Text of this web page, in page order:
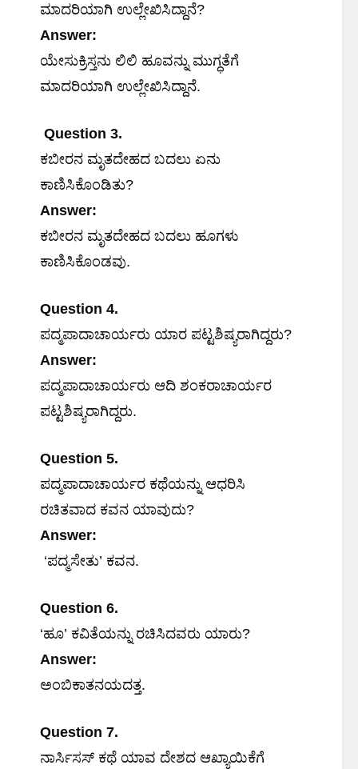
ಮಾದರಿಯಾಗಿ ಉಲ್ಲೇಖಿಸಿದ್ದಾನೆ?
Answer:
ಯೇಸುಕ್ರಿಸ್ತನು ಲಿಲಿ ಹೂವನ್ನು ಮುಗ್ಧತೆಗೆ
ಮಾದರಿಯಾಗಿ ಉಲ್ಲೇಖಿಸಿದ್ದಾನೆ.
Question 3.
ಕಬೀರನ ಮೃತದೇಹದ ಬದಲು ಏನು
ಕಾಣಿಸಿಕೊಂಡಿತು?
Answer:
ಕಬೀರನ ಮೃತದೇಹದ ಬದಲು ಹೂಗಳು
ಕಾಣಿಸಿಕೊಂಡವು.
Question 4.
ಪದ್ಮಪಾದಾಚಾರ್ಯರು ಯಾರ ಪಟ್ಟಶಿಷ್ಯರಾಗಿದ್ದರು?
Answer:
ಪದ್ಮಪಾದಾಚಾರ್ಯರು ಆದಿ ಶಂಕರಾಚಾರ್ಯರ
ಪಟ್ಟಶಿಷ್ಯರಾಗಿದ್ದರು.
Question 5.
ಪದ್ಮಪಾದಾಚಾರ್ಯರ ಕಥೆಯನ್ನು ಆಧರಿಸಿ
ರಚಿತವಾದ ಕವನ ಯಾವುದು?
Answer:
‘ಪದ್ಮಸೇತು’ ಕವನ.
Question 6.
‘ಹೂ’ ಕವಿತೆಯನ್ನು ರಚಿಸಿದವರು ಯಾರು?
Answer:
ಅಂಬಿಕಾತನಯದತ್ತ.
Question 7.
ನಾರ್ಸಿಸಸ್ ಕಥೆ ಯಾವ ದೇಶದ ಆಖ್ಯಾಯಿಕೆಗೆ